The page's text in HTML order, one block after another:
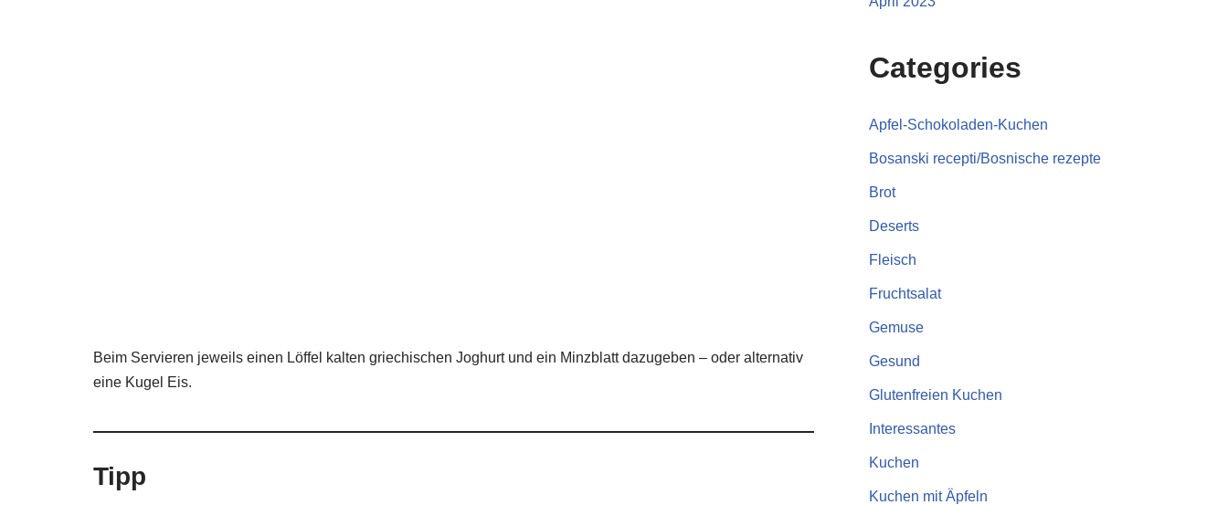
Beim Servieren jeweils einen Löffel kalten griechischen Joghurt und ein Minzblatt dazugeben – oder alternativ
eine Kugel Eis.
Tipp
Categories
Apfel-Schokoladen-Kuchen
Bosanski recepti/Bosnische rezepte
Brot
Deserts
Fleisch
Fruchtsalat
Gemuse
Gesund
Glutenfreien Kuchen
Interessantes
Kuchen
Kuchen mit Äpfeln